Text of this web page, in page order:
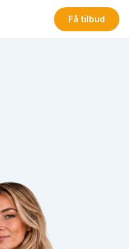
Få tilbud